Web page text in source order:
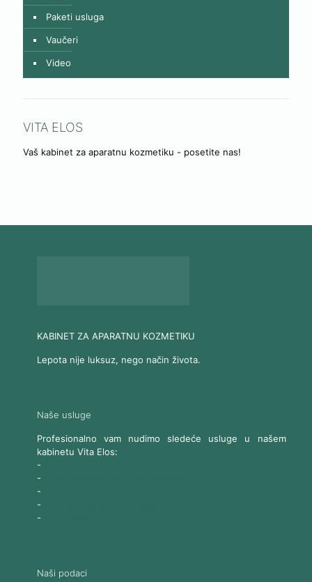
Paketi usluga
Vaučeri
Video
VITA ELOS
Vaš kabinet za aparatnu kozmetiku - posetite nas!
KABINET ZA APARATNU KOZMETIKU
Lepota nije luksuz, nego način života.
Naše usluge
Profesionalno vam nudimo sledeće usluge u našem
kabinetu Vita Elos:
-
-
-
-
-
Naši podaci